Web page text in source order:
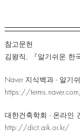
참고문헌
김왕직, 『알기쉬운 한
Naver 지식백과 - 알기
https://
대한건축학회 - 온라인
http://dict.aik.or.kr/